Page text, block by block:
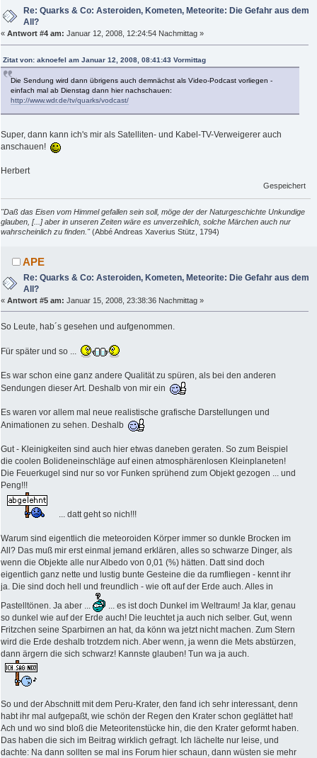
Re: Quarks & Co: Asteroiden, Kometen, Meteorite: Die Gefahr aus dem
All?
« Antwort #4 am: Januar 12, 2008, 12:24:54 Nachmittag »
Zitat von: aknoefel am Januar 12, 2008, 08:41:43 Vormittag
Die Sendung wird dann übrigens auch demnächst als Video-Podcast vorliegen -
einfach mal ab Dienstag dann hier nachschauen:
http://www.wdr.de/tv/quarks/vodcast/
Super, dann kann ich's mir als Satelliten- und Kabel-TV-Verweigerer auch
anschauen!
Herbert
Gespeichert
"Daß das Eisen vom Himmel gefallen sein soll, möge der der Naturgeschichte Unkundige
glauben, [...] aber in unseren Zeiten wäre es unverzeihlich, solche Märchen auch nur
wahrscheinlich zu finden."(Abbé Andreas Xaverius Stütz, 1794)
APE
Re: Quarks & Co: Asteroiden, Kometen, Meteorite: Die Gefahr aus dem
All?
« Antwort #5 am: Januar 15, 2008, 23:38:36 Nachmittag »
So Leute, hab´s gesehen und aufgenommen.
Für später und so ...
Es war schon eine ganz andere Qualität zu spüren, als bei den anderen
Sendungen dieser Art. Deshalb von mir ein
Es waren vor allem mal neue realistische grafische Darstellungen und
Animationen zu sehen. Deshalb
Gut - Kleinigkeiten sind auch hier etwas daneben geraten. So zum Beispiel
die coolen Bolideneinschläge auf einen atmosphärenlosen Kleinplaneten!
Die Feuerkugel sind nur so vor Funken sprühend zum Objekt gezogen ... und
Peng!!!
... datt geht so nich!!!
Warum sind eigentlich die meteoroiden Körper immer so dunkle Brocken im
All? Das muß mir erst einmal jemand erklären, alles so schwarze Dinger, als
wenn die Objekte alle nur Albedo von 0,01 (%) hätten. Datt sind doch
eigentlich ganz nette und lustig bunte Gesteine die da rumfliegen - kennt ihr
ja. Die sind doch hell und freundlich - wie oft auf der Erde auch. Alles in
Pastelltönen. Ja aber ...
... es ist doch Dunkel im Weltraum! Ja klar, genau
so dunkel wie auf der Erde auch! Die leuchtet ja auch nich selber. Gut, wenn
Fritzchen seine Sparbirnen an hat, da könn wa jetzt nicht machen. Zum Stern
wird die Erde deshalb trotzdem nich. Aber wenn, ja wenn die Mets abstürzen,
dann ärgern die sich schwarz! Kannste glauben! Tun wa ja auch.
So und der Abschnitt mit dem Peru-Krater, den fand ich sehr interessant, denn
habt ihr mal aufgepaßt, wie schön der Regen den Krater schon geglättet hat!
Ach und wo sind bloß die Meteoritenstücke hin, die den Krater geformt haben.
Das haben die sich im Beitrag wirklich gefragt. Ich lächelte nur leise, und
dachte: Na dann sollten se mal ins Forum hier schaun, dann wüsten sie mehr